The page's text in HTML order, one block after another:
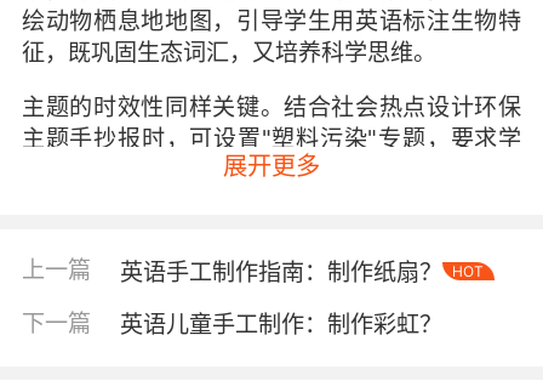
绘动物栖息地地图，引导学生用英语标注生物特
征，既巩固生态词汇，又培养科学思维。
主题的时效性同样关键。结合社会热点设计环保
主题手抄报时，可设置"塑料污染"专题，要求学
生用英语调查家庭每周塑料袋使用量，并绘制数
生在此类活动中表现出更高的学习主动性。
二、互动元素的创新嵌入
展开更多
上一篇 英语手工制作指南：制作纸扇？ HOT
下一篇 英语儿童手工制作：制作彩虹？